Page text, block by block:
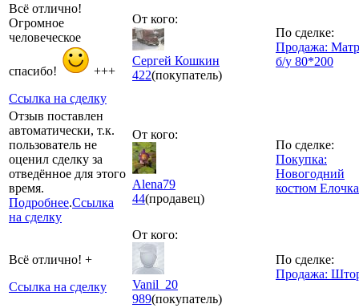
Всё отлично!
Огромное
человеческое
спасибо!
+++
Ссылка на сделку
От кого:
Сергей Кошкин
422(покупатель)
По сделке:
Продажа:
б/у 80*200
Отзыв поставлен
автоматически, т.к.
пользователь не
оценил сделку за
отведённое для этого
время.
Подробнее.Ссылка
на сделку
От кого:
Alena79
44(продавец)
По сделке:
Покупка:
Новогодний
костюм Елочка
Всё отлично! +
Ссылка на сделку
От кого:
Vanil_20
989(покупатель)
По сделке:
Продажа: